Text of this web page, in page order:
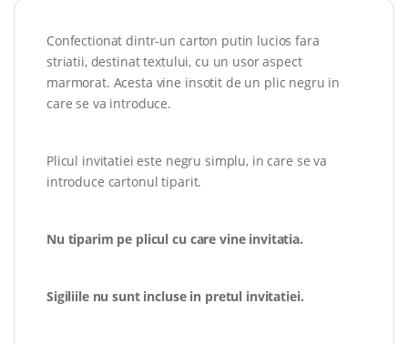
Confectionat dintr-un carton putin lucios fara
striatii, destinat textului, cu un usor aspect
marmorat. Acesta vine insotit de un plic negru in
care se va introduce.
Plicul invitatiei este negru simplu, in care se va
introduce cartonul tiparit.
Nu tiparim pe plicul cu care vine invitatia.
Sigiliile nu sunt incluse in pretul invitatiei.